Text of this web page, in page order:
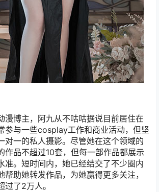
漫博主，阿九从不咕咕据说目前居住在
参与一些cosplay工作和商业活动，但坚
对一的私人摄影。尽管她在这个领域的
作品不超过10套，但每一部作品都展示
准。短时间内，她已经结交了不少圈内
帮助她转发作品，为她赢得更多关注，
了2万人。